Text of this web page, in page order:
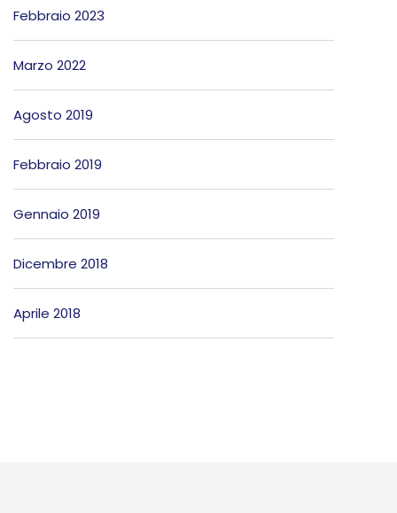
Febbraio 2023
Marzo 2022
Agosto 2019
Febbraio 2019
Gennaio 2019
Dicembre 2018
Aprile 2018